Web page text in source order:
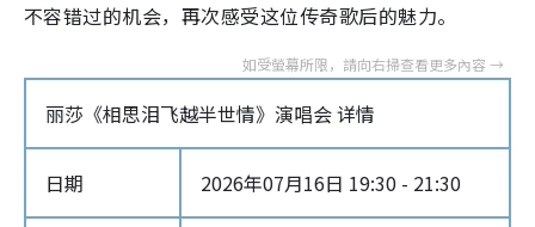
不容错过的机会，再次感受这位传奇歌后的魅力。
丽莎《相思泪飞越半世情》演唱会 详情
日期 2026年07月16日 19:30 - 21:30